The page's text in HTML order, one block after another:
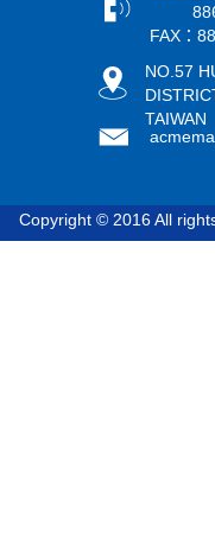
886-2-
FAX：886-
NO.57
TAIWAN
Copyright © 2016 All